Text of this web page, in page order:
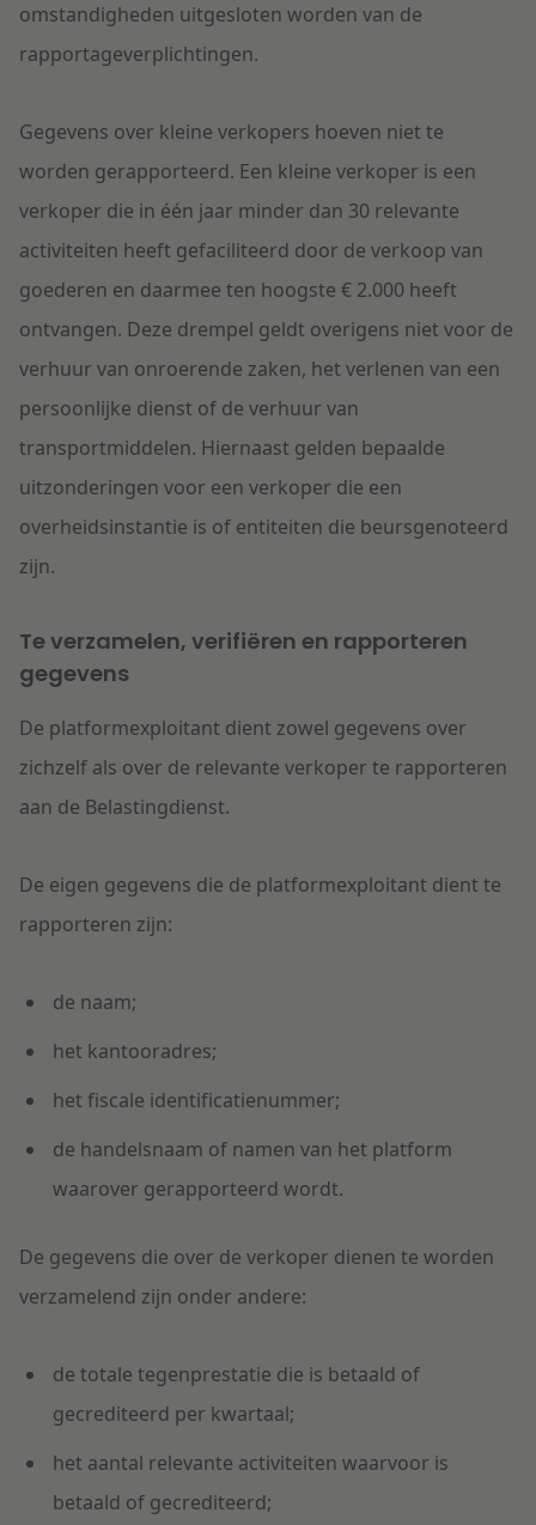
omstandigheden uitgesloten worden van de
rapportageverplichtingen.
Gegevens over kleine verkopers hoeven niet te
worden gerapporteerd. Een kleine verkoper is een
verkoper die in één jaar minder dan 30 relevante
activiteiten heeft gefaciliteerd door de verkoop van
goederen en daarmee ten hoogste € 2.000 heeft
ontvangen. Deze drempel geldt overigens niet voor de
verhuur van onroerende zaken, het verlenen van een
persoonlijke dienst of de verhuur van
transportmiddelen. Hiernaast gelden bepaalde
uitzonderingen voor een verkoper die een
overheidsinstantie is of entiteiten die beursgenoteerd
zijn.
Te verzamelen, verifiëren en rapporteren
gegevens
De platformexploitant dient zowel gegevens over
zichzelf als over de relevante verkoper te rapporteren
aan de Belastingdienst.
De eigen gegevens die de platformexploitant dient te
rapporteren zijn:
de naam;
het kantooradres;
het fiscale identificatienummer;
de handelsnaam of namen van het platform
waarover gerapporteerd wordt.
De gegevens die over de verkoper dienen te worden
verzamelend zijn onder andere:
de totale tegenprestatie die is betaald of
gecrediteerd per kwartaal;
het aantal relevante activiteiten waarvoor is
betaald of gecrediteerd;